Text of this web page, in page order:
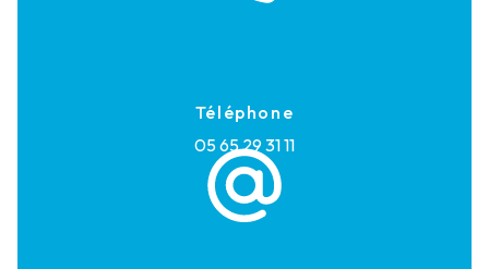
Téléphone
05 65 29 31 11